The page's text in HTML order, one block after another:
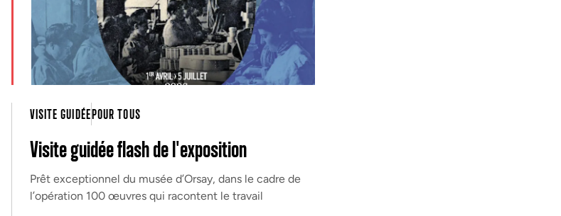
VISITE GUIDÉEPOUR TOUS
Visite guidée flash de l'exposition
Prêt exceptionnel du musée d’Orsay, dans le cadre de
l’opération 100 œuvres qui racontent le travail